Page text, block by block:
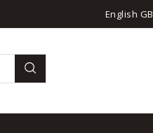
English GB